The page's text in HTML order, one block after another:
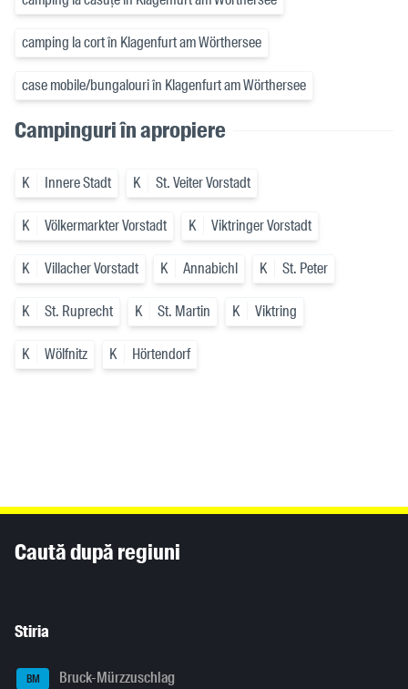
camping la cort în Klagenfurt am Wörthersee
case mobile/bungalouri în Klagenfurt am Wörthersee
Campinguri în apropiere
K Innere Stadt K St. Veiter Vorstadt
K Völkermarkter Vorstadt K Viktringer Vorstadt
K Villacher Vorstadt K Annabichl K St. Peter
K St. Ruprecht K St. Martin K Viktring
K Wölfnitz K Hörtendorf
Caută după regiuni
Stiria
BM Bruck-Mürzzuschlag